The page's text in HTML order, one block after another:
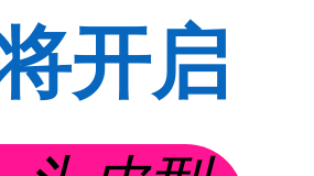
开启